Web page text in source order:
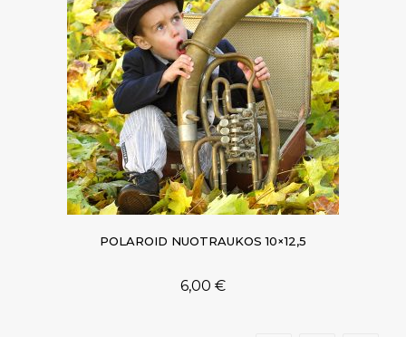
POLAROID NUOTRAUKOS 10×12,5
6,00 €